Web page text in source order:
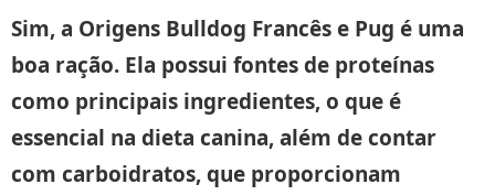
Sim, a Origens Bulldog Francês e Pug é uma
boa ração. Ela possui fontes de proteínas
como principais ingredientes, o que é
essencial na dieta canina, além de contar
com carboidratos, que proporcionam